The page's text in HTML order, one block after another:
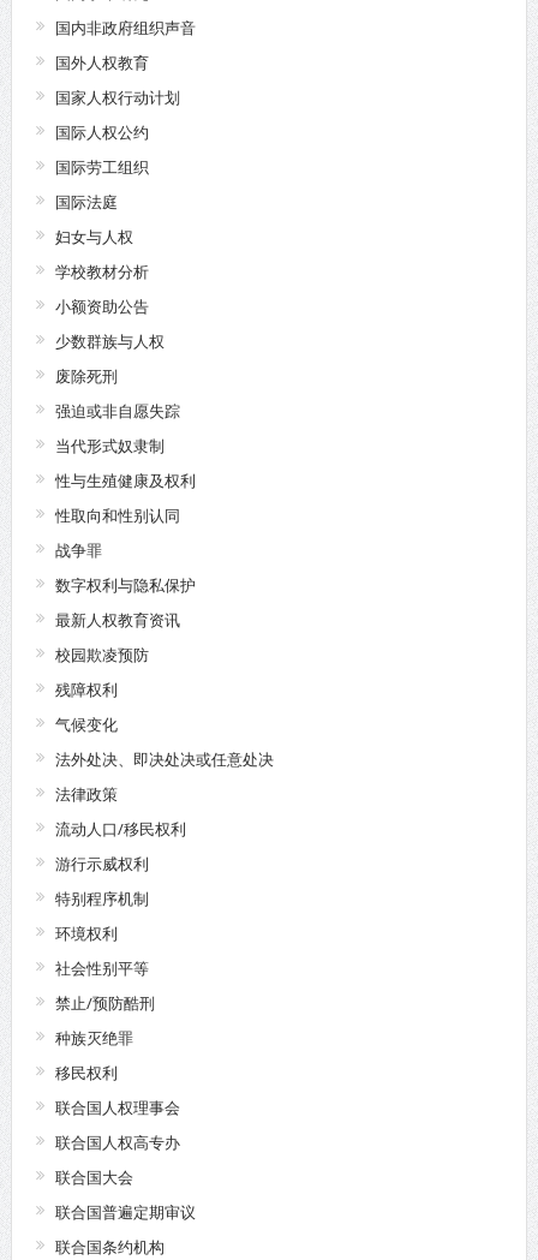
国内非政府组织声音
国外人权教育
国家人权行动计划
国际人权公约
国际劳工组织
国际法庭
妇女与人权
学校教材分析
小额资助公告
少数群族与人权
废除死刑
强迫或非自愿失踪
当代形式奴隶制
性与生殖健康及权利
性取向和性别认同
战争罪
数字权利与隐私保护
最新人权教育资讯
校园欺凌预防
残障权利
气候变化
法外处决、即决处决或任意处决
法律政策
流动人口/移民权利
游行示威权利
特别程序机制
环境权利
社会性别平等
禁止/预防酷刑
种族灭绝罪
移民权利
联合国人权理事会
联合国人权高专办
联合国大会
联合国普遍定期审议
联合国条约机构